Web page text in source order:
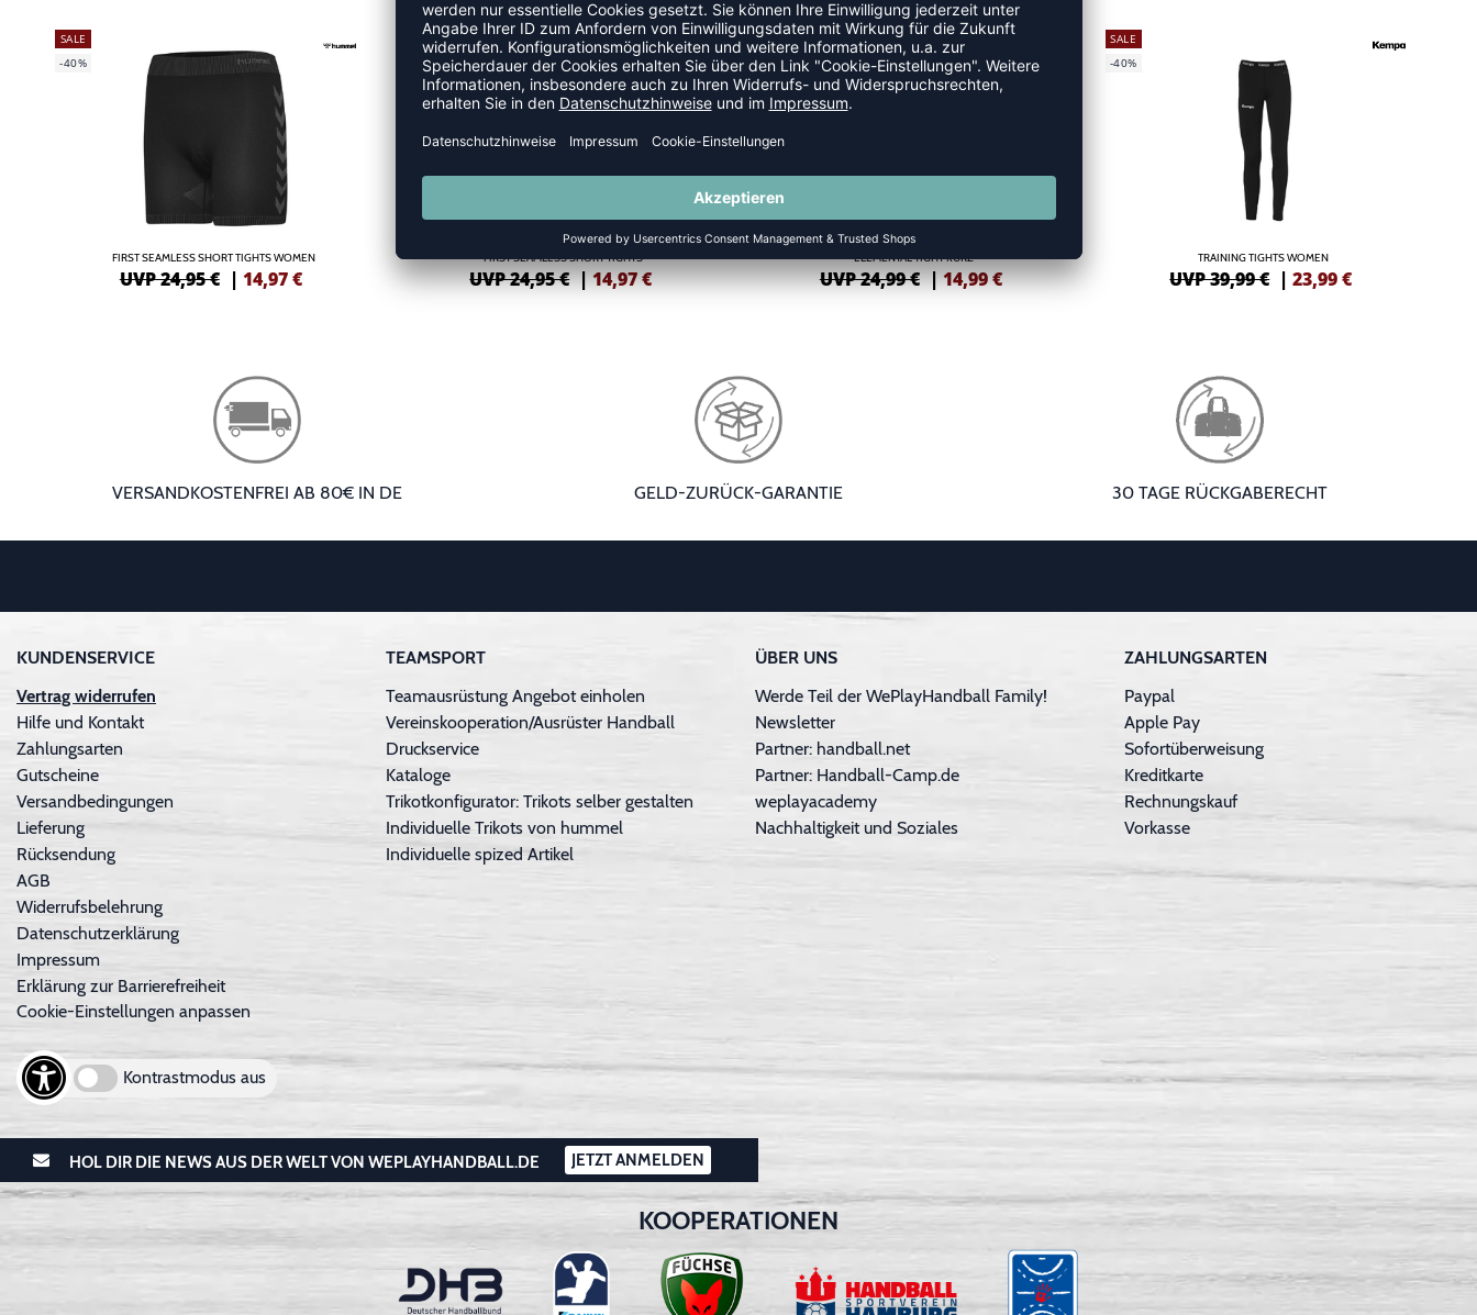
SALE
-40%
FIRST SEAMLESS SHORT TIGHTS WOMEN
UVP 24,95 € | 14,97€
SALE
-40%
FIRST SEAMLESS SHORT TIGHTS
UVP 24,95 € |14,97€
SALE
-40%
ELEMENTAL TIGHT KURZ
UVP 24,99 € |14,99€
SALE
-40%
TRAINING TIGHTS WOMEN
UVP 39,99 € |23,99€
VERSANDKOSTENFREI AB 80€ IN DE GELD-ZURÜCK-GARANTIE 30 TAGE RÜCKGABERECHT
KUNDENSERVICE
Vertrag widerrufen
Hilfe und Kontakt
Zahlungsarten
Gutscheine
Versandbedingungen
Lieferung
Rücksendung
AGB
Widerrufsbelehrung
Datenschutzerklärung
Impressum
Erklärung zur Barrierefreiheit
Cookie-Einstellungen anpassen
Kontrastmodus aus
TEAMSPORT
Teamausrüstung Angebot einholen
Vereinskooperation/Ausrüster Handball
Druckservice
Kataloge
Trikotkonfigurator: Trikots selber gestalten
Individuelle Trikots von hummel
Individuelle spized Artikel
ÜBER UNS
Werde Teil der WePlayHandball Family!
Newsletter
Partner: handball.net
Partner: Handball-Camp.de
weplayacademy
Nachhaltigkeit und Soziales
ZAHLUNGSARTEN
Paypal
Apple Pay
Sofortüberweisung
Kreditkarte
Rechnungskauf
Vorkasse
HOL DIR DIE NEWS AUS DER WELT VON WEPLAYHANDBALL.DE JETZT ANMELDEN
KOOPERATIONEN